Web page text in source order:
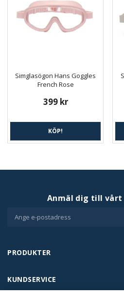
Simglasögon Hans Goggles
French Rose
399 kr
KÖP!
PRODUKTER
Anmäl dig till vårt
KUNDSERVICE